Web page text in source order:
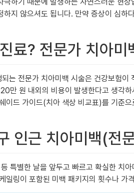
하지 않으셔도 됩니다. 만약 증상이 심
료? 전문가 치아미
는 전문가 치아미백 시술은 건강보험
만 원 내외의 비용이 발생한다고 생각
이드 가이드(치아 색상 비교표)를 기준
인근 치아미백(전
특별한 날을 앞두고 빠르고 확실한 치
일링이 포함된 미백 패키지의 횟수나